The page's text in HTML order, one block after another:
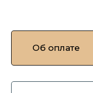
Об оплате